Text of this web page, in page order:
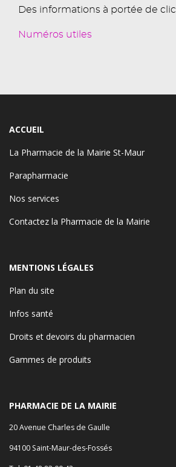
Des informations à portée de clic.
Numéros utiles
ACCUEIL
La Pharmacie de la Mairie St-Maur
Parapharmacie
Nos services
Contactez la Pharmacie de la Mairie
MENTIONS LÉGALES
Plan du site
Infos santé
Droits et devoirs du pharmacien
Gammes de produits
PHARMACIE DE LA MAIRIE
20 Avenue Charles de Gaulle
94100 Saint-Maur-des-Fossés